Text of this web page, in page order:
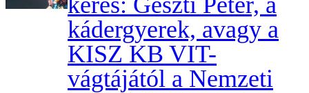
kádergyerek, avagy a
KISZ KB VIT-
vágtájától a Nemzeti